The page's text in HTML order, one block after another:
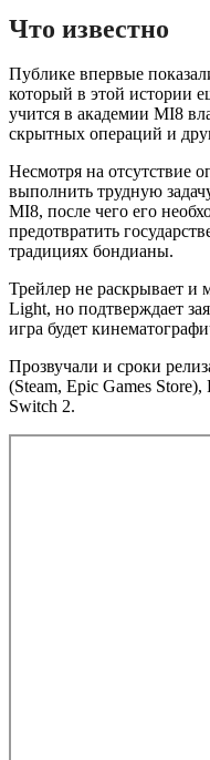
Что известно
Публике впервые
который в этой истории
учится в академии MI8
скрытных операций и
Несмотря на отсутствие
выполнить трудную
MI8, после чего его
предотвратить
традициях бондианы.
Трейлер не раскрывает и
Light, но подтверждает
игра будет
Прозвучали и сроки
(Steam, Epic Games
Switch 2.